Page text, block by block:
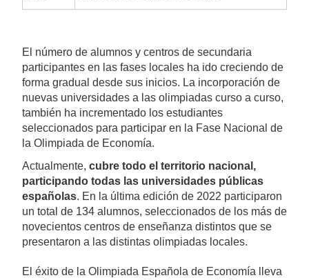
El número de alumnos y centros de secundaria
participantes en las fases locales ha ido creciendo de
forma gradual desde sus inicios. La incorporación de
nuevas universidades a las olimpiadas curso a curso,
también ha incrementado los estudiantes
seleccionados para participar en la Fase Nacional de
la Olimpiada de Economía.
Actualmente, cubre todo el territorio nacional,
participando todas las universidades públicas
españolas. En la última edición de 2022 participaron
un total de 134 alumnos, seleccionados de los más de
novecientos centros de enseñanza distintos que se
presentaron a las distintas olimpiadas locales.
El éxito de la Olimpiada Española de Economía lleva